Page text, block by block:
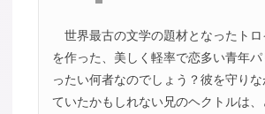
世界最古の文学の題材となったトロ
を作った、美しく軽率で恋多い青年
ったい何者なのでしょう？彼を守り
ていたかもしれない兄のヘクトルは